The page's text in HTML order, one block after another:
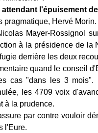
l'épuisement
pragmatique, Hervé
Mayer-Rossignol
à la présidence de la
derrière les deux
quand le conseil
cas "dans les 3
les 4709 voix
à la prudence.
par contre vouloir
l'Eure.